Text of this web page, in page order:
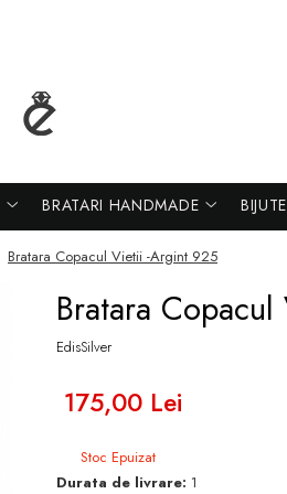
BRATARI HANDMADE
Bratara Copacul Vietii -Argint 925
Bratara
EdisSilver
175,00 Lei
Stoc Epuizat
Durata de livrare: 1